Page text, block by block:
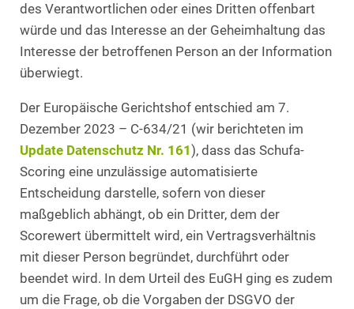
des Verantwortlichen oder eines Dritten offenbart
würde und das Interesse an der Geheimhaltung das
Interesse der betroffenen Person an der Information
überwiegt.
Der Europäische Gerichtshof entschied am 7.
Dezember 2023 – C-634/21 (wir berichteten im
Update Datenschutz Nr. 161 ), dass das Schufa-
Scoring eine unzulässige automatisierte
Entscheidung darstelle, sofern von dieser
maßgeblich abhängt, ob ein Dritter, dem der
Scorewert übermittelt wird, ein Vertragsverhältnis
mit dieser Person begründet, durchführt oder
beendet wird. In dem Urteil des EuGH ging es zudem
um die Frage, ob die Vorgaben der DSGVO der